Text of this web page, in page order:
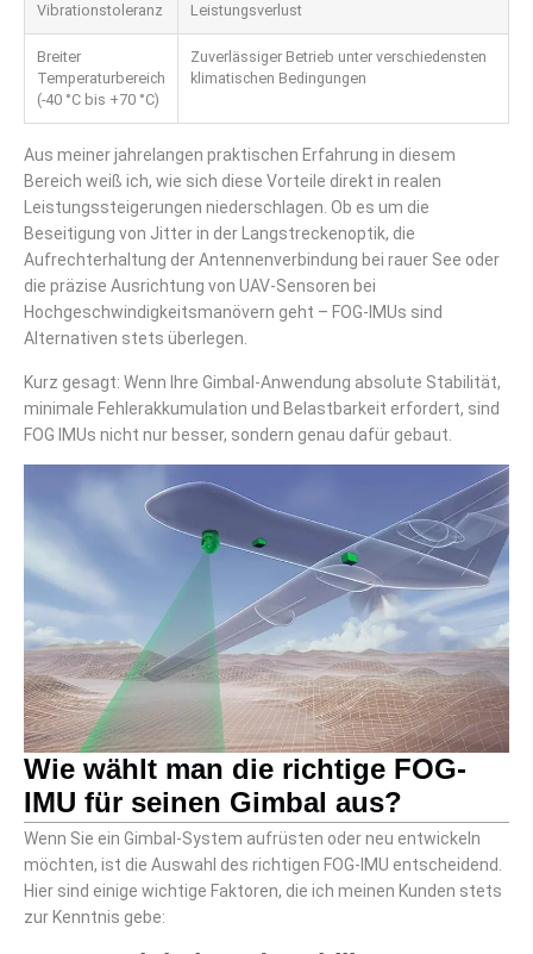
Vibrationstoleranz
Leistungsverlust
Breiter
Temperaturbereich
(-40 °C bis +70 °C)
Zuverlässiger Betrieb unter verschiedensten
klimatischen Bedingungen
Aus meiner jahrelangen praktischen Erfahrung in diesem
Bereich weiß ich, wie sich diese Vorteile direkt in realen
Leistungssteigerungen niederschlagen. Ob es um die
Beseitigung von Jitter in der Langstreckenoptik, die
Aufrechterhaltung der Antennenverbindung bei rauer See oder
die präzise Ausrichtung von UAV-Sensoren bei
Hochgeschwindigkeitsmanövern geht – FOG-IMUs sind
Alternativen stets überlegen.
Kurz gesagt: Wenn Ihre Gimbal-Anwendung absolute Stabilität,
minimale Fehlerakkumulation und Belastbarkeit erfordert, sind
FOG IMUs nicht nur besser, sondern genau dafür gebaut.
Wie wählt man die richtige FOG-
IMU für seinen Gimbal aus?
Wenn Sie ein Gimbal-System aufrüsten oder neu entwickeln
möchten, ist die Auswahl des richtigen FOG-IMU entscheidend.
Hier sind einige wichtige Faktoren, die ich meinen Kunden stets
zur Kenntnis gebe: